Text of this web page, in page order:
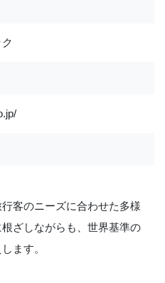
客のニーズに合わせた多様
ざしながらも、世界基準の
ます。